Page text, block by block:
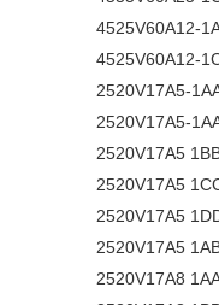
4525V60A12-
4525V60A12-
2520V17A5-
2520V17A5-
2520V17A5
2520V17A5
2520V17A5
2520V17A5
2520V17A8